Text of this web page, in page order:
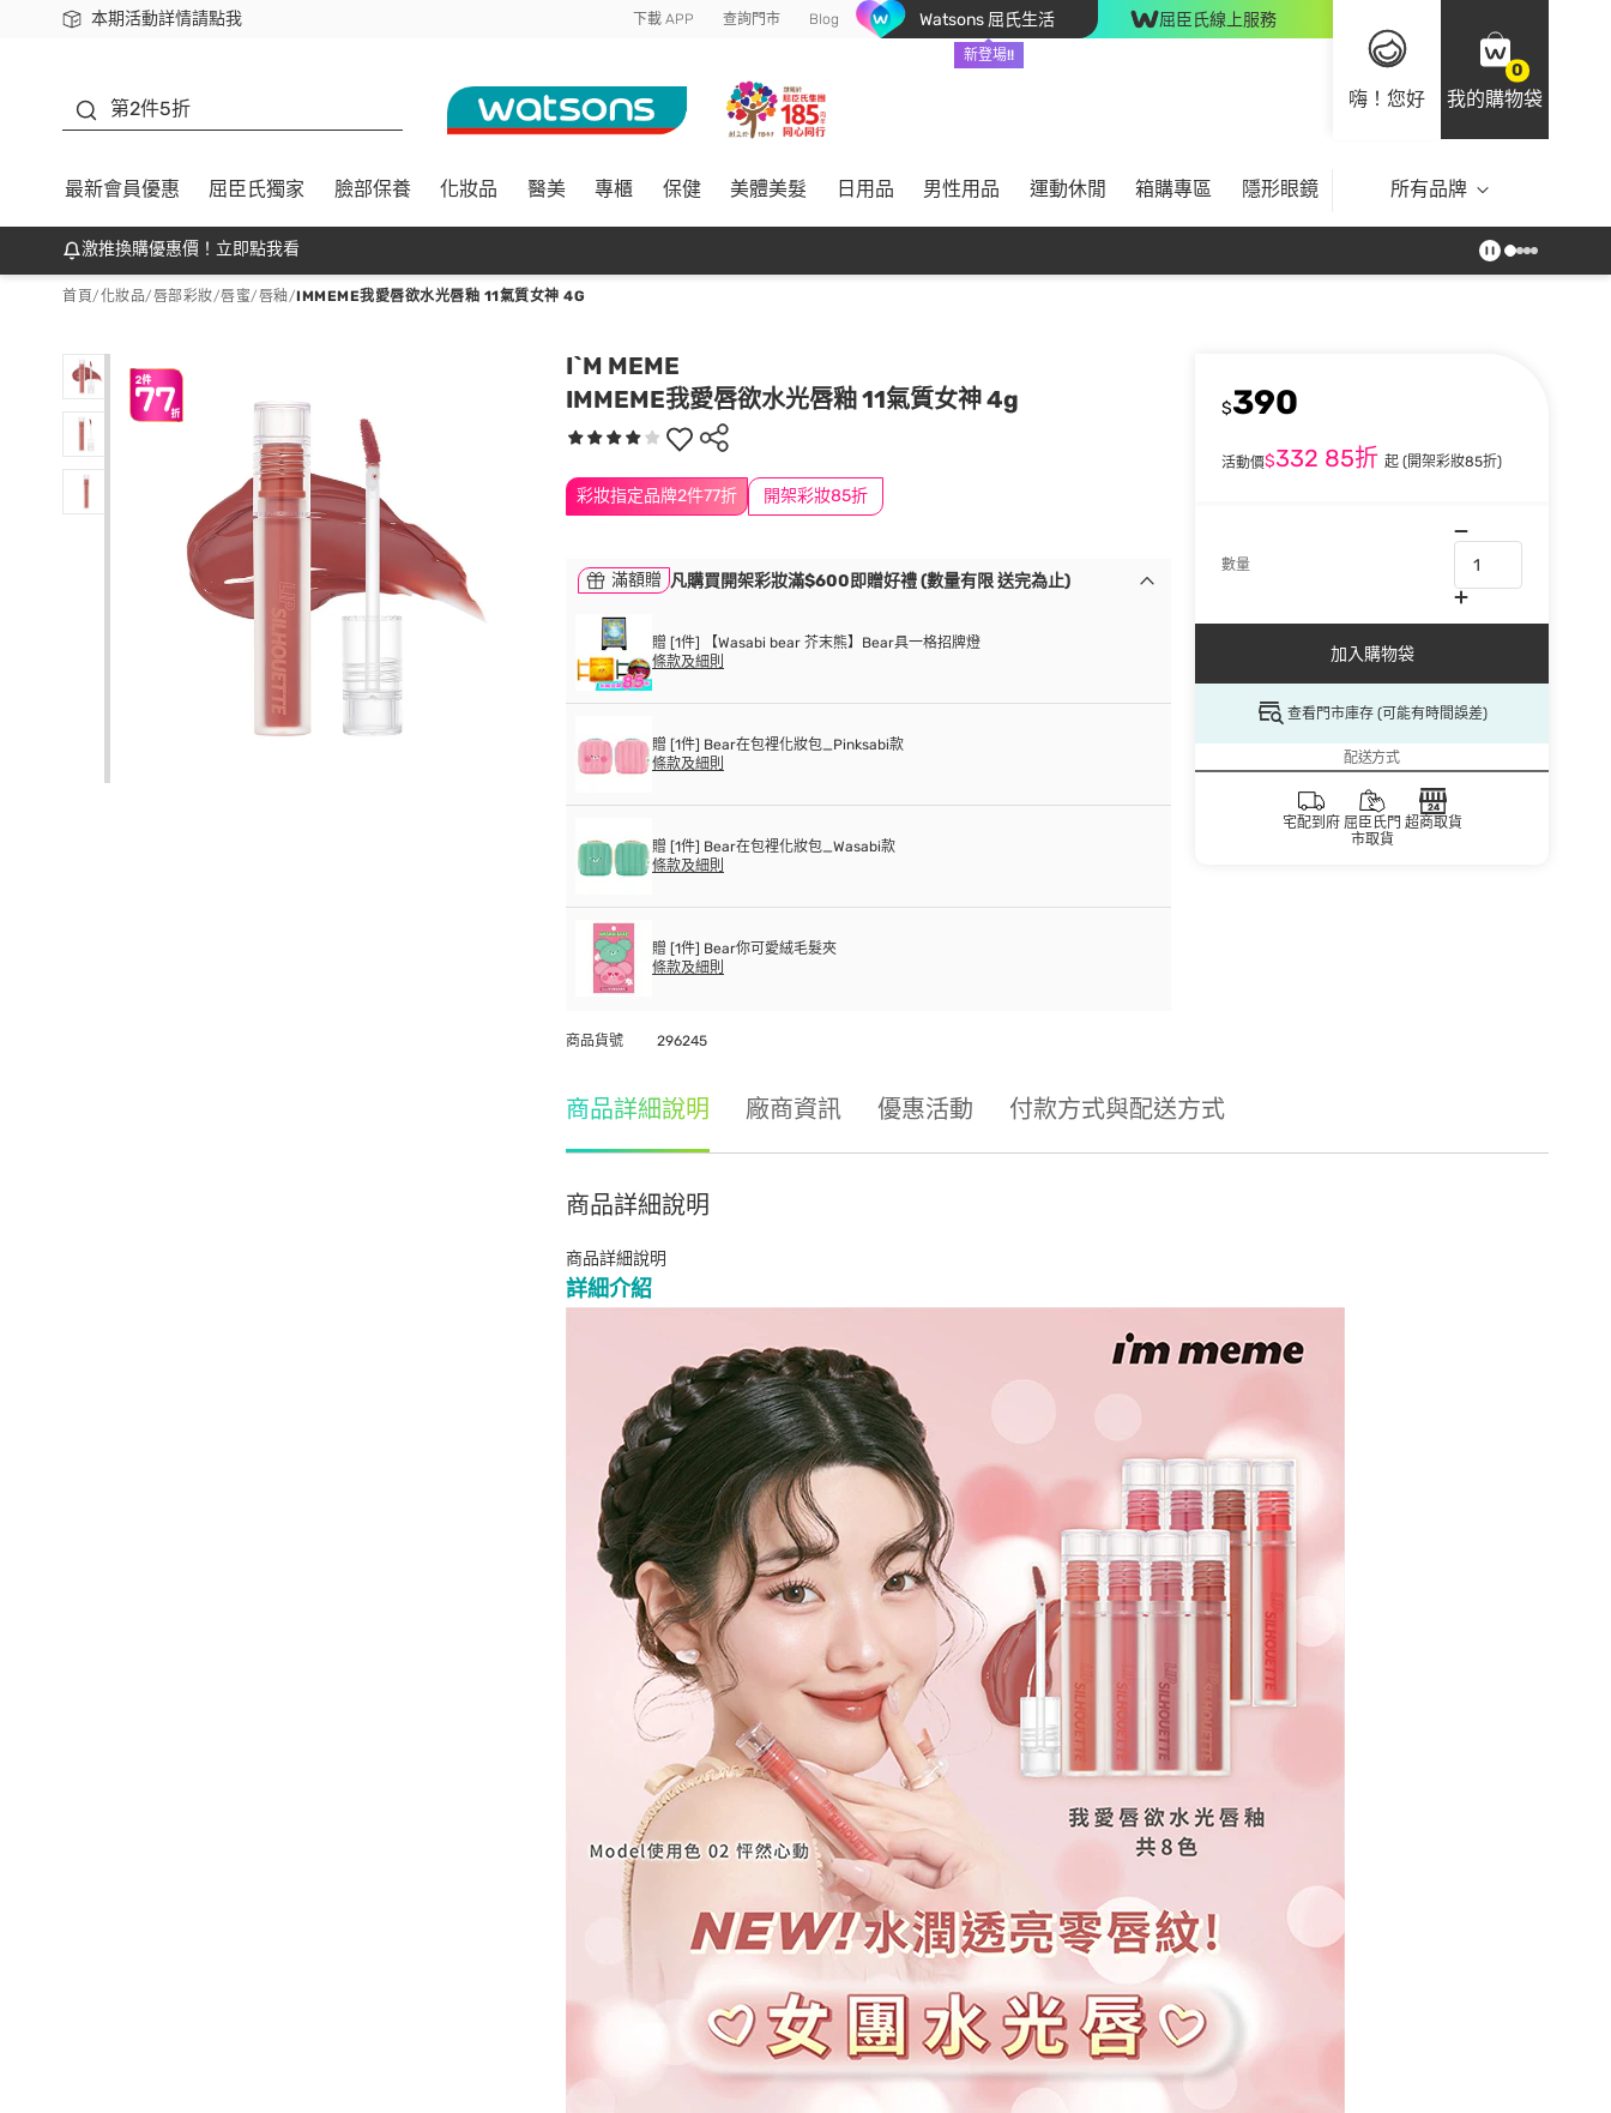
本期活動詳情請點我
下載app最高回饋$350 下載 APP 查詢門市 Blog Watsons 屈氏生活
新登場!!
屈臣氏線上服務
嗨！您好
0
我的購物袋
第2件5折
最新會員優惠 屈臣氏獨家 臉部保養 化妝品 醫美 專櫃 保健 美體美髮 日用品 男性用品 運動休閒 箱購專區 隱形眼鏡 所有品牌
激推換購優惠價！立即點我看
首頁/化妝品/唇部彩妝/唇蜜/唇釉/IMMEME我愛唇欲水光唇釉 11氣質女神 4G
I`M MEME
IMMEME我愛唇欲水光唇釉 11氣質女神 4g
彩妝指定品牌2件77折 開架彩妝85折
$390
活動價$332 85折 起 (開架彩妝85折)
數量
加入購物袋
查看門市庫存 (可能有時間誤差)
配送方式
宅配到府 屈臣氏門
市取貨
超商取貨
滿額贈 凡購買開架彩妝滿$600即贈好禮 (數量有限 送完為止)
贈 [1件] 【Wasabi bear 芥末熊】Bear具一格招牌燈
條款及細則
贈 [1件] Bear在包裡化妝包_Pinksabi款
條款及細則
贈 [1件] Bear在包裡化妝包_Wasabi款
條款及細則
贈 [1件] Bear你可愛絨毛髮夾
條款及細則
商品貨號 296245
商品詳細說明 廠商資訊 優惠活動 付款方式與配送方式
商品詳細說明
商品詳細說明
詳細介紹